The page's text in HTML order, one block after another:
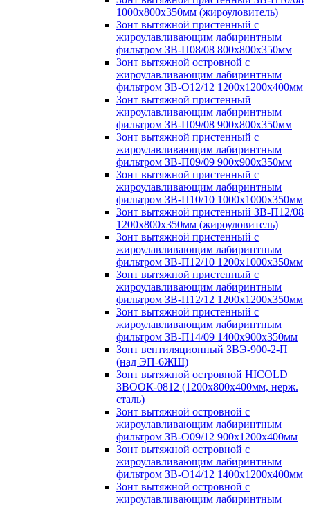
1000х800х350мм (жироуловитель)
Зонт вытяжной пристенный с
жироулавливающим лабиринтным
фильтром ЗВ-П08/08 800х800х350мм
Зонт вытяжной островной с
жироулавливающим лабиринтным
фильтром ЗВ-О12/12 1200х1200х400мм
Зонт вытяжной пристенный
жироулавливающим лабиринтным
фильтром ЗВ-П09/08 900х800х350мм
Зонт вытяжной пристенный с
жироулавливающим лабиринтным
фильтром ЗВ-П09/09 900х900х350мм
Зонт вытяжной пристенный с
жироулавливающим лабиринтным
фильтром ЗВ-П10/10 1000х1000х350мм
Зонт вытяжной пристенный ЗВ-П12/08
1200х800х350мм (жироуловитель)
Зонт вытяжной пристенный с
жироулавливающим лабиринтным
фильтром ЗВ-П12/10 1200х1000х350мм
Зонт вытяжной пристенный с
жироулавливающим лабиринтным
фильтром ЗВ-П12/12 1200х1200х350мм
Зонт вытяжной пристенный с
жироулавливающим лабиринтным
фильтром ЗВ-П14/09 1400х900х350мм
Зонт вентиляционный ЗВЭ-900-2-П
(над ЭП-6ЖШ)
Зонт вытяжной островной HICOLD
ЗВООК-0812 (1200х800x400мм, нерж.
сталь)
Зонт вытяжной островной с
жироулавливающим лабиринтным
фильтром ЗВ-О09/12 900х1200х400мм
Зонт вытяжной островной с
жироулавливающим лабиринтным
фильтром ЗВ-О14/12 1400х1200х400мм
Зонт вытяжной островной с
жироулавливающим лабиринтным